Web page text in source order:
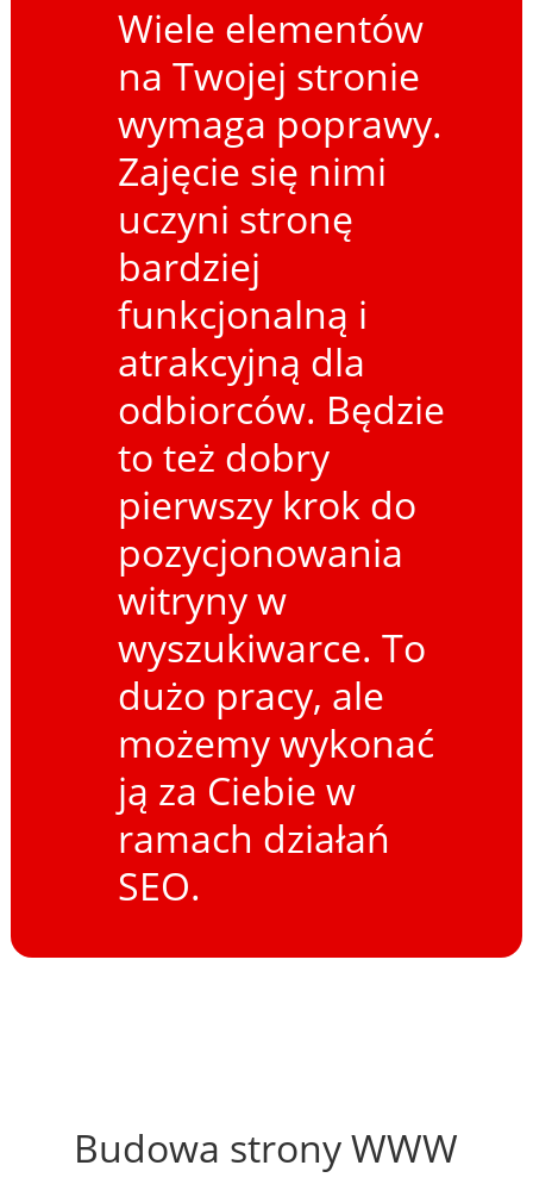
Wiele elementów
na Twojej stronie
wymaga poprawy.
Zajęcie się nimi
uczyni stronę
bardziej
funkcjonalną i
atrakcyjną dla
odbiorców. Będzie
to też dobry
pierwszy krok do
pozycjonowania
witryny w
wyszukiwarce. To
dużo pracy, ale
możemy wykonać
ją za Ciebie w
ramach działań
SEO.
Budowa strony WWW